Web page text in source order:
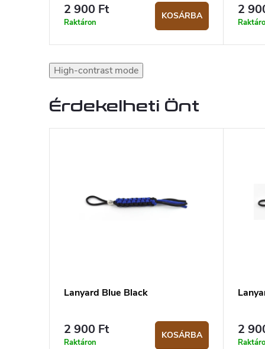
2 900 Ft
Raktáron
KOSÁRBA 2
High-contrast mode
Érdekelheti Önt
Lanyard Blue Black
2 900 Ft
Raktáron
KOSÁRBA 2